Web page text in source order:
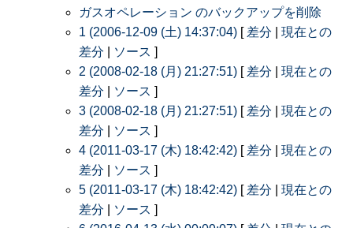
ガスオペレーション のバックアップを削除
1 (2006-12-09 (土) 14:37:04) [ 差分
現在との
差分
ソース ]
2 (2008-02-18 (月) 21:27:51) [ 差分
現在との
差分
ソース ]
3 (2008-02-18 (月) 21:27:51) [ 差分
現在との
差分
ソース ]
4 (2011-03-17 (木) 18:42:42) [ 差分
現在との
差分
ソース ]
5 (2011-03-17 (木) 18:42:42) [ 差分
現在との
差分
ソース ]